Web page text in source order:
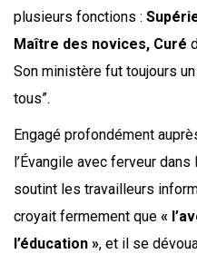
plusieurs fonctions :
Maître des novices, Curé
Son ministère fut toujours
tous”.
Engagé profondément
l’Évangile avec ferveur
soutint les travailleurs
croyait fermement que «
l’éducation », et il se